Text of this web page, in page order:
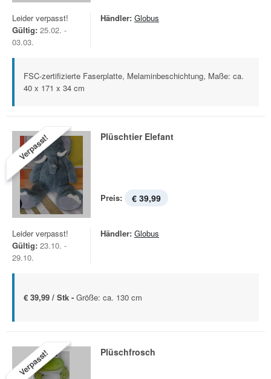
Leider verpasst!
Gültig: 25.02. -
03.03.
Händler: Globus
FSC-zertifizierte Faserplatte, Melaminbeschichtung, Maße: ca.
40 x 171 x 34 cm
Verpasst! Plüschtier Elefant
Preis: € 39,99
Leider verpasst!
Gültig: 23.10. -
29.10.
Händler: Globus
€ 39,99 / Stk - Größe: ca. 130 cm
Verpasst! Plüschfrosch